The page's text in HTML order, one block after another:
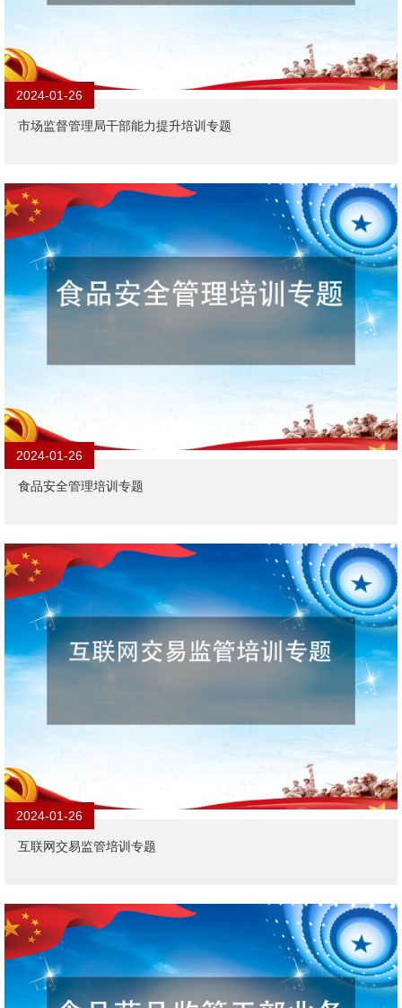
2024-01-26
市场监督管理局干部能力提升培训专题
2024-01-26
食品安全管理培训专题
2024-01-26
互联网交易监管培训专题